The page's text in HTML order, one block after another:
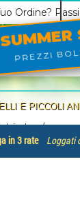
SUMMER
PREZZI
Ordine?
E PICCOLI
in 3 rate Loggati
p/